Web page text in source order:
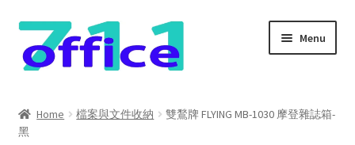
Skip
to
navigation
Skip
to
content
Menu
我的帳號
Home 檔案與文件收納
雙鶖牌 FLYING MB-1030 摩登雜誌箱-
黑